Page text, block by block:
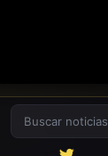
Buscar noticias